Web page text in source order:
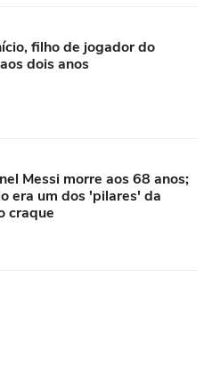
filho de jogador do
dois anos
Messi morre aos 68 anos;
era um dos 'pilares' da
craque